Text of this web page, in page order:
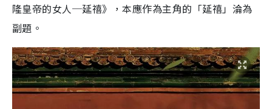
隆皇帝的女人─延禧》，本應作為主角的「延禧」淪為
副題。